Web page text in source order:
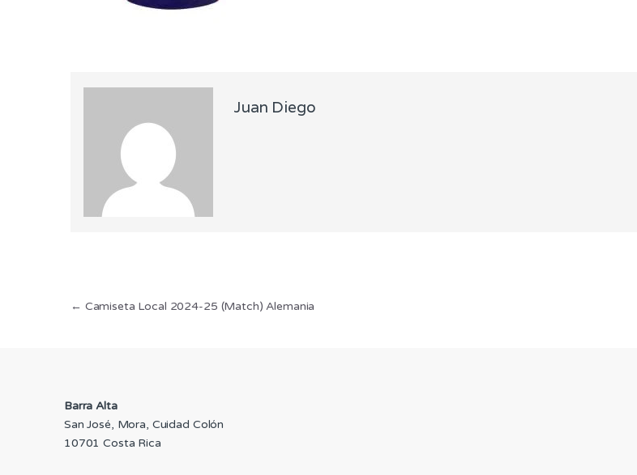
Juan Diego
Navegación
← Camiseta Local 2024-25 (Match) Alemania
Barra Alta
San José, Mora, Cuidad Colón
10701 Costa Rica